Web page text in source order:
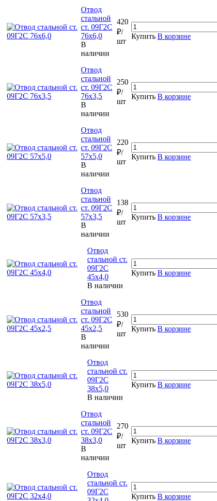
Отвод
стальной
ст. 09Г2С
76х6,0
В
наличии
420
₽/
шт
Купить В корзине
Отвод
стальной
ст. 09Г2С
76х3,5
В
наличии
250
₽/
шт
Купить В корзине
Отвод
стальной
ст. 09Г2С
57х5,0
В
наличии
220
₽/
шт
Купить В корзине
Отвод
стальной
ст. 09Г2С
57х3,5
В
наличии
138
₽/
шт
Купить В корзине
Отвод
стальной ст.
09Г2С
45х4,0
В наличии
Купить В корзине
Отвод
стальной
ст. 09Г2С
45х2,5
В
наличии
530
₽/
шт
Купить В корзине
Отвод
стальной ст.
09Г2С
38х5,0
В наличии
Купить В корзине
Отвод
стальной
ст. 09Г2С
38х3,0
В
наличии
270
₽/
шт
Купить В корзине
Отвод
стальной ст.
09Г2С
Купить В корзине